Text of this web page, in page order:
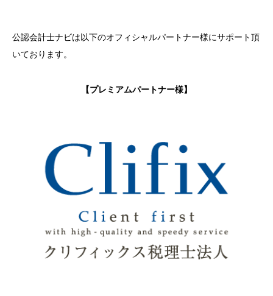
公認会計士ナビは以下のオフィシャルパートナー様にサポート頂
いております。
【プレミアムパートナー様】